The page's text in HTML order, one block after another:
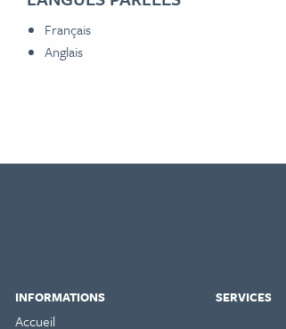
Français
Anglais
INFORMATIONS
Accueil
SERVICES